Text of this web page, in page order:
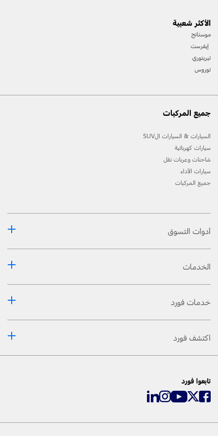
الأكثر شعبية
موستانج
إيفرست
تيريتوري
توروس
جميع المركبات
السيارات & السيارات الSUV
سيارات كهربائية
شاحنات وعربات نقل
سيارات الأداء
جميع المركبات
أدوات التسوق
الخدمات
خدمات فورد
اكتشف فورد
تابعوا فورد